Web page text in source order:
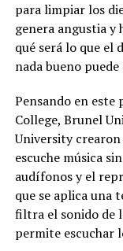
para limpiar los
genera angustia y
qué será lo que el
nada bueno
Pensando en este
College, Brunel
University
escuche música
audífonos y el
que se aplica una
filtra el sonido de
permite escuchar